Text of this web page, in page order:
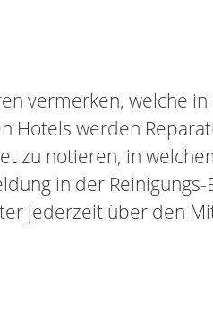
vermerken, welche
Hotels werden
zu notieren, in
in der
jederzeit über den